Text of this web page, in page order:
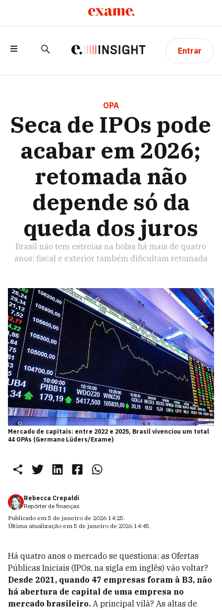
Entrar
RETOMADA NÃO DEPENDE SÓ DA QUEDA
DOS JUROS
OPA
Seca de IPOs pode
acabar em 2026;
retomada não
depende só da
queda dos juros
Brasil não tem estreias na bolsa há mais de quatro
anos; fiscal e exterior também dificultam retomada
Mercado de capitais: entre 2022 e 2025, Brasil vivenciou um total
44 OPAs (Germano Lüders/Exame)
Rebecca Crepaldi
Repórter de finanças
Publicado em 5 de janeiro de 2026 14:25.
Última atualização em 5 de janeiro de 2026 14:45.
Há quatro anos o mercado se questiona: as Ofertas
Públicas Iniciais (IPOs, na sigla em inglês) vão voltar?
Desde 2021, quando 47 empresas foram à B3, não
há abertura de capital de uma empresa no
mercado brasileiro. A principal vilã? As altas de